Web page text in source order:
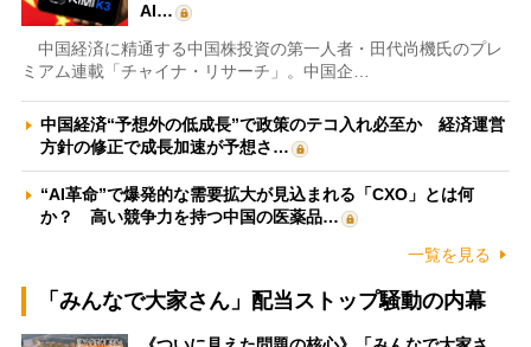
AI…
中国経済に精通する中国株投資の第一人者・田代尚機氏のプレ
ミアム連載「チャイナ・リサーチ」。中国企…
中国経済“予想外の低成長”で政策のテコ入れ必至か 経済運営
方針の修正で成長加速が予想さ…
“AI革命”で爆発的な需要拡大が見込まれる「CXO」とは何
か？ 高い競争力を持つ中国の医薬品…
一覧を見る
「みんなで大家さん」配当ストップ騒動の内幕